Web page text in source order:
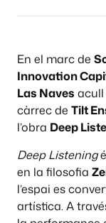
En el marc de
Innovation
Las Naves
càrrec de Tilt
l’obra Deep
Deep Listening
en la filosofia
l’espai es
artística. A